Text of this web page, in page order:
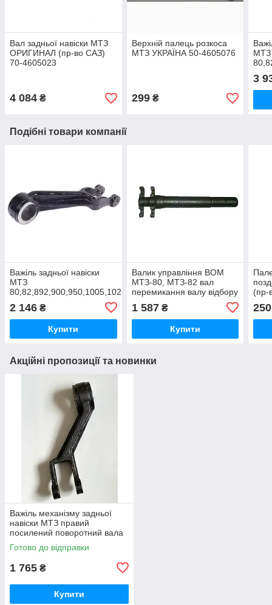
Вал задньої навіски МТЗ
ОРИГИНАЛ (пр-во САЗ)
70-4605023
4 084 ₴
Верхній палець розкоса
МТЗ УКРАЇНА 50-4605076
299₴
МТЗ
3
Подібні товари компанії
Важіль задньої навіски
МТЗ
80,82,892,900,950,1005,1025
2 146 ₴
Купити
Валик управління ВОМ
МТЗ-80, МТЗ-82 вал
перемикання валу відбору
Білорусь) 50-4216018
1 587₴
Купити
(пр-
250
Акційні пропозиції та новинки
Важіль механізму задньої
навіски МТЗ правий
посилений поворотний вала
навески (вир-во Україна) 80-
4605022 / 80-4605022-А
Готово до відправки
1 765 ₴
Купити